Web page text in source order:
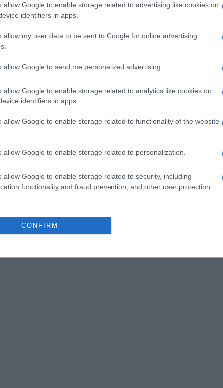
allow Google to enable storage related to advertising like cookies on
identifiers in apps.
allow my user data to be sent to Google for online advertising
allow Google to send me personalized advertising.
allow Google to enable storage related to analytics like cookies on
identifiers in apps.
allow Google to enable storage related to functionality of the website
allow Google to enable storage related to personalization.
allow Google to enable storage related to security, including
functionality and fraud prevention, and other user protection.
CONFIRM
Industriesregistró una disminución del
movimiento
Hang Sengde Hong Kong cayó un 1,71% hasta
bolsas de valores deShangháiyShenzhen